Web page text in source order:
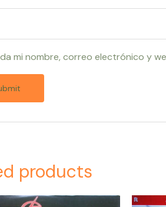
mi nombre, correo electrónico y
products